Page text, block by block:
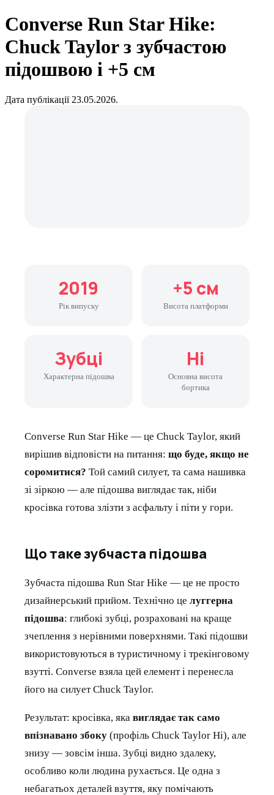
Converse Run Star Hike:
Chuck Taylor з зубчастою
підошвою і +5 см
Дата публікації 23.05.2026.
2019
Рік випуску
+5 см
Висота платформи
Зубці
Характерна підошва
Hi
Основна висота
бортика
Converse Run Star Hike — це Chuck Taylor, який
вирішив відповісти на питання: що буде, якщо не
соромитися? Той самий силует, та сама нашивка
зі зіркою — але підошва виглядає так, ніби
кросівка готова злізти з асфальту і піти у гори.
Що таке зубчаста підошва
Зубчаста підошва Run Star Hike — це не просто
дизайнерський прийом. Технічно це луггерна
підошва: глибокі зубці, розраховані на краще
зчеплення з нерівними поверхнями. Такі підошви
використовуються в туристичному і трекінговому
взутті. Converse взяла цей елемент і перенесла
його на силует Chuck Taylor.
Результат: кросівка, яка виглядає так само
впізнавано збоку (профіль Chuck Taylor Hi), але
знизу — зовсім інша. Зубці видно здалеку,
особливо коли людина рухається. Це одна з
небагатьох деталей взуття, яку помічають